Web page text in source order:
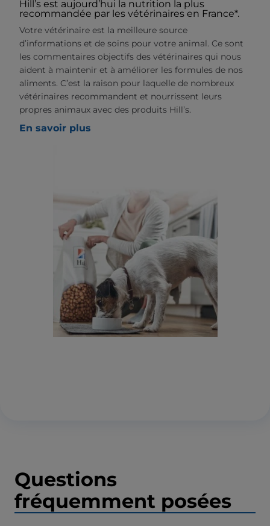
Hill’s est aujourd’hui la nutrition la plus
recommandée par les vétérinaires en France*.
Votre vétérinaire est la meilleure source
d’informations et de soins pour votre animal. Ce sont
les commentaires objectifs des vétérinaires qui nous
aident à maintenir et à améliorer les formules de nos
aliments. C’est la raison pour laquelle de nombreux
vétérinaires recommandent et nourrissent leurs
propres animaux avec des produits Hill’s.
En savoir plus
Questions
fréquemment posées